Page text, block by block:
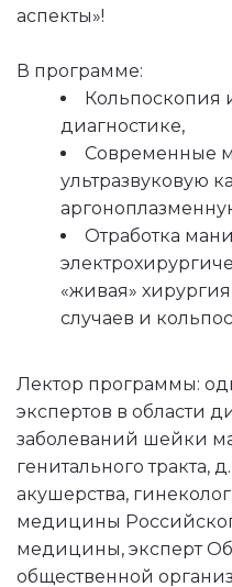
аспекты»!
В программе:
Кольпоскопия
диагностике,
Современные
ультразвуковую
Отработка
«живая»
случаев и
Лектор программы:
экспертов в области
заболеваний шейки
генитального тракта,
акушерства,
медицины
медицины, эксперт
общественной